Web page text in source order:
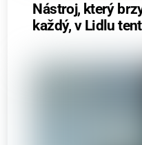
Nástroj, který
každý, v Lidlu